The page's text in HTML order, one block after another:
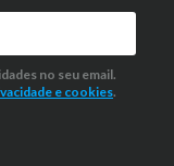
no seu email.
e cookies.